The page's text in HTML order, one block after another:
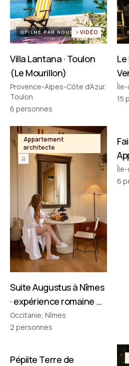
FILMÉ PAR NOUS VIDÉO
Villa Lantana · Toulon
(Le Mourillon)
Provence-Alpes-Côte d'Azur,
Toulon
6 personnes
Le
15
Appartement
architecte
Suite Augustus à Nîmes
· expérience romaine &
cinéma privé
Occitanie, Nîmes
2 personnes
•
Île-
6
Tiny House
Pépiite Terre de